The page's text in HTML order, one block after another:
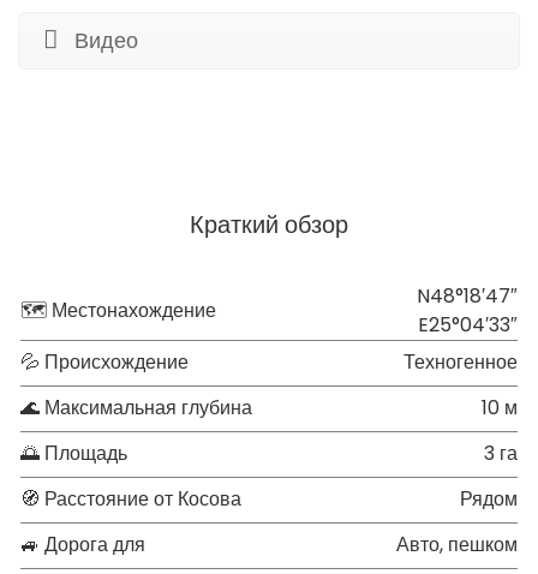
Видео
Краткий обзор
🗺 Местонахождение
N48°18′47″
E25°04′33″
💦 Происхождение
Техногенное
🌊 Максимальная глубина
10 м
🌅 Площадь
3 га
🧭 Расстояние от Косова
Рядом
🚙 Дорога для
Авто, пешком